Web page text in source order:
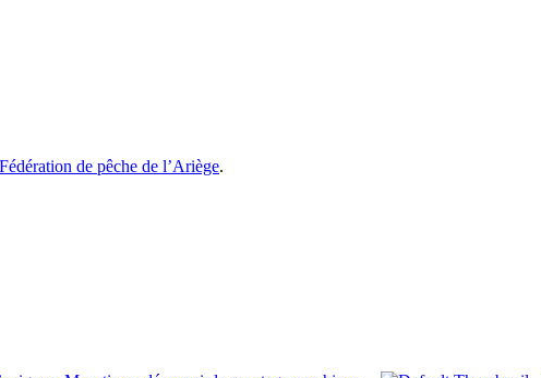
de pêche de l’Ariège.